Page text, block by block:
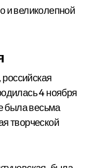
и великолепной
российская
4 ноября
была весьма
творческой